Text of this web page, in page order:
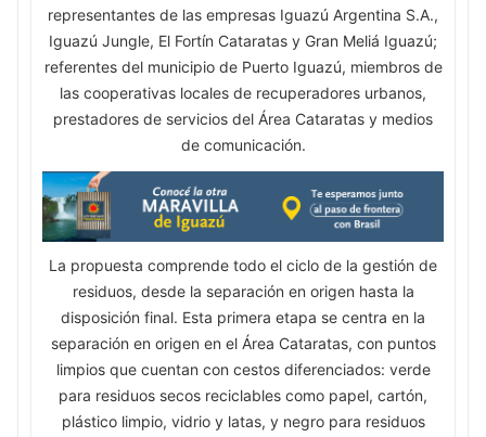
representantes de las empresas Iguazú Argentina S.A.,
Iguazú Jungle, El Fortín Cataratas y Gran Meliá Iguazú;
referentes del municipio de Puerto Iguazú, miembros de
las cooperativas locales de recuperadores urbanos,
prestadores de servicios del Área Cataratas y medios
de comunicación.
La propuesta comprende todo el ciclo de la gestión de
residuos, desde la separación en origen hasta la
disposición final. Esta primera etapa se centra en la
separación en origen en el Área Cataratas, con puntos
limpios que cuentan con cestos diferenciados: verde
para residuos secos reciclables como papel, cartón,
plástico limpio, vidrio y latas, y negro para residuos